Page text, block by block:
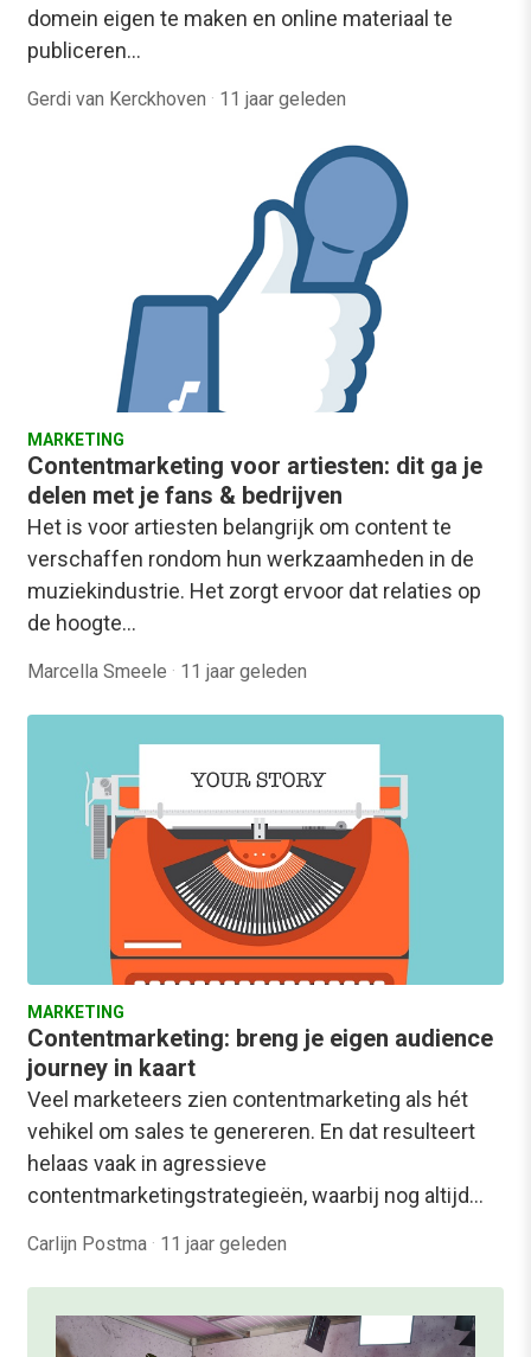
domein eigen te maken en online materiaal te
publiceren…
Gerdi van Kerckhoven · 11 jaar geleden
MARKETING
Contentmarketing voor artiesten: dit ga je
delen met je fans & bedrijven
Het is voor artiesten belangrijk om content te
verschaffen rondom hun werkzaamheden in de
muziekindustrie. Het zorgt ervoor dat relaties op
de hoogte…
Marcella Smeele · 11 jaar geleden
MARKETING
Contentmarketing: breng je eigen audience
journey in kaart
Veel marketeers zien contentmarketing als hét
vehikel om sales te genereren. En dat resulteert
helaas vaak in agressieve
contentmarketingstrategieën, waarbij nog altijd…
Carlijn Postma · 11 jaar geleden